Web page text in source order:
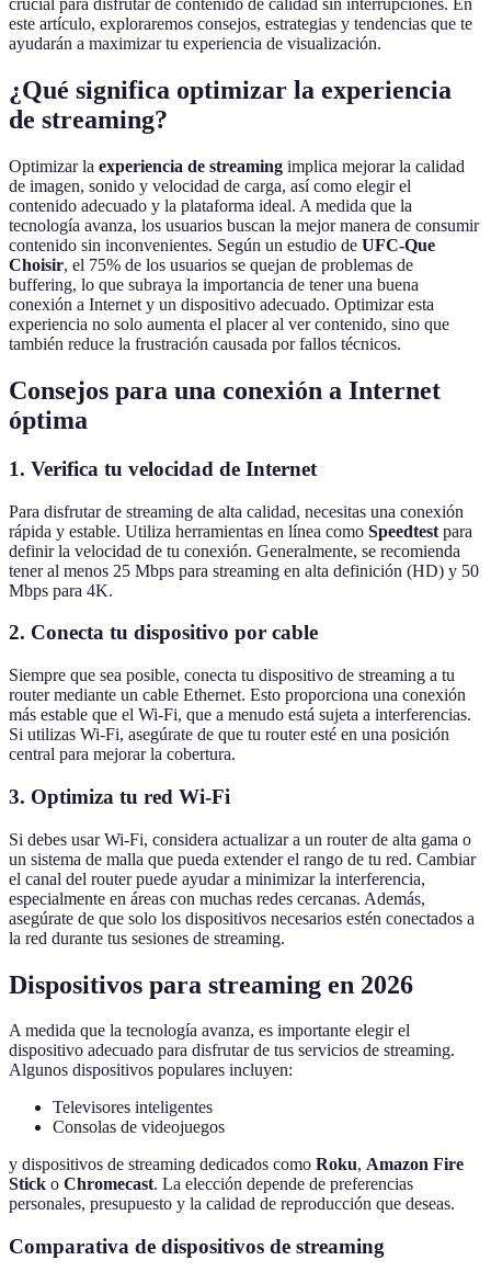
crucial para disfrutar de contenido de calidad sin interrupciones. En
este artículo, exploraremos consejos, estrategias y tendencias que te
ayudarán a maximizar tu experiencia de visualización.
¿Qué significa optimizar la experiencia
de streaming?
Optimizar la experiencia de streaming implica mejorar la calidad
de imagen, sonido y velocidad de carga, así como elegir el
contenido adecuado y la plataforma ideal. A medida que la
tecnología avanza, los usuarios buscan la mejor manera de consumir
contenido sin inconvenientes. Según un estudio de UFC-Que
Choisir, el 75% de los usuarios se quejan de problemas de
buffering, lo que subraya la importancia de tener una buena
conexión a Internet y un dispositivo adecuado. Optimizar esta
experiencia no solo aumenta el placer al ver contenido, sino que
también reduce la frustración causada por fallos técnicos.
Consejos para una conexión a Internet
óptima
1. Verifica tu velocidad de Internet
Para disfrutar de streaming de alta calidad, necesitas una conexión
rápida y estable. Utiliza herramientas en línea como Speedtest para
definir la velocidad de tu conexión. Generalmente, se recomienda
tener al menos 25 Mbps para streaming en alta definición (HD) y 50
Mbps para 4K.
2. Conecta tu dispositivo por cable
Siempre que sea posible, conecta tu dispositivo de streaming a tu
router mediante un cable Ethernet. Esto proporciona una conexión
más estable que el Wi-Fi, que a menudo está sujeta a interferencias.
Si utilizas Wi-Fi, asegúrate de que tu router esté en una posición
central para mejorar la cobertura.
3. Optimiza tu red Wi-Fi
Si debes usar Wi-Fi, considera actualizar a un router de alta gama o
un sistema de malla que pueda extender el rango de tu red. Cambiar
el canal del router puede ayudar a minimizar la interferencia,
especialmente en áreas con muchas redes cercanas. Además,
asegúrate de que solo los dispositivos necesarios estén conectados a
la red durante tus sesiones de streaming.
Dispositivos para streaming en 2026
A medida que la tecnología avanza, es importante elegir el
dispositivo adecuado para disfrutar de tus servicios de streaming.
Algunos dispositivos populares incluyen:
Televisores inteligentes
Consolas de videojuegos
y dispositivos de streaming dedicados como Roku, Amazon Fire
Stick o Chromecast. La elección depende de preferencias
personales, presupuesto y la calidad de reproducción que deseas.
Comparativa de dispositivos de streaming